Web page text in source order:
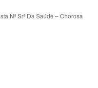
Nª Srª Da Saúde – Chorosa